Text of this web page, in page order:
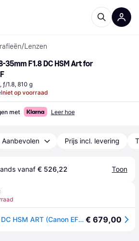
/Lenzen
35mm F1.8 DC HSM Art for
ƒ/1.8, 810 g
niet op voorraad
met Leer hoe
Aanbevolen Prijs incl. levering
vanaf € 526,22 Toon
Sigma 18-35mm F1.8 DC HSM ART (Canon EF) + Gratis 72mm UV Filter (Zomer Promotie) € 679,00